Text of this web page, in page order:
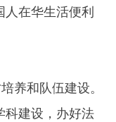
在华生活便利
养和队伍建设。
科建设，办好法